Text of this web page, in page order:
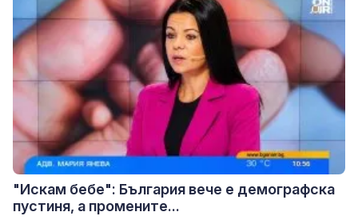
"Искам бебе": България вече е демографска
пустиня, а промените...